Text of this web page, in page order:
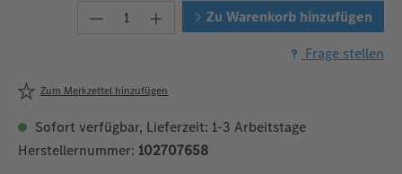
Produkt Anzahl: Gib den
Zu Warenkorb hinzufügen
Frage stellen
Zum Merkzettel hinzufügen
Sofort verfügbar, Lieferzeit: 1-3 Arbeitstage
Herstellernummer: 102707658